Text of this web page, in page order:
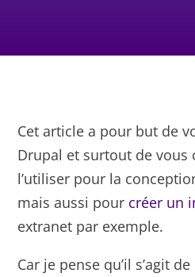
Cet article a pour but de
Drupal et surtout de vous
l’utiliser pour la
mais aussi pour créer un
extranet par exemple.
Car je pense qu’il s’agit